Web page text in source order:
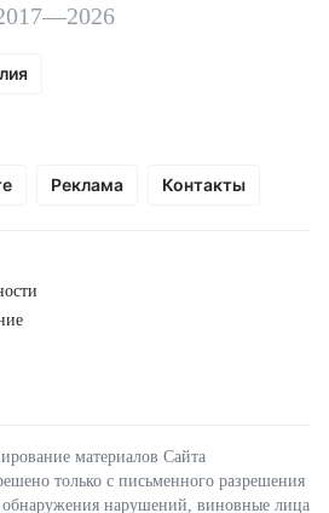
Реклама Контакты
материалов Сайта
только с письменного разрешения
обнаружения нарушений, виновные лица